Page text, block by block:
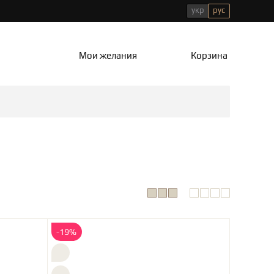
укр рус
Мои желания Корзина
-19%